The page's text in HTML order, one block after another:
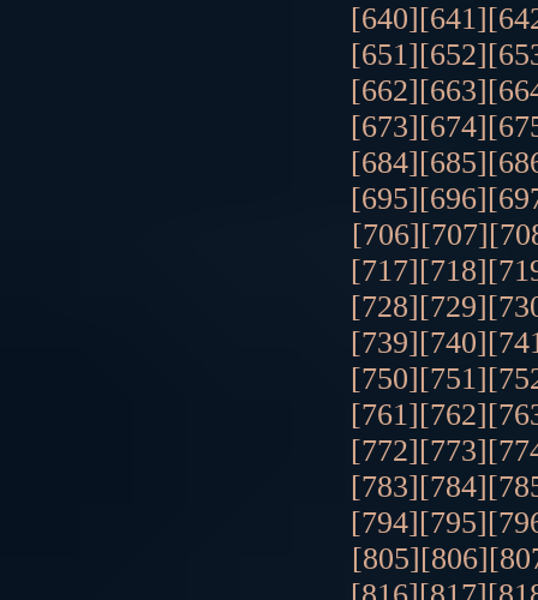
[640][641]
[651][652]
[662][663]
[673][674]
[684][685]
[695][696]
[706][707]
[717][718]
[728][729]
[739][740]
[750][751]
[761][762]
[772][773]
[783][784]
[794][795]
[805][806]